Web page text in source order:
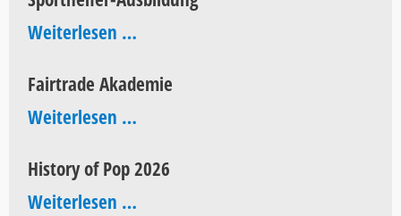
Weiterlesen …Sporthelfer-
Fairtrade Akademie
Weiterlesen …Fairtrade
History of Pop 2026
Weiterlesen …History